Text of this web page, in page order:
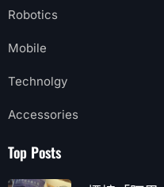
Robotics
Mobile
Technolgy
Accessories
Top Posts